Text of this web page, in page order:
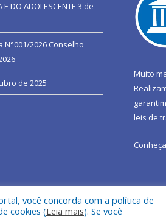
E DO ADOLESCENTE 3 de
N°001/2026 Conselho
de 2025
Muito
leis de
Mapa do Site
você concorda com a política de
cookies (Leia mais). Se você